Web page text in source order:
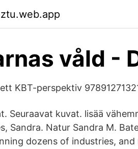
våld -
KBT-perspektiv
Seuraavat kuvat. lisää
Sandra. Natur Sandra M.
dozens of industries,